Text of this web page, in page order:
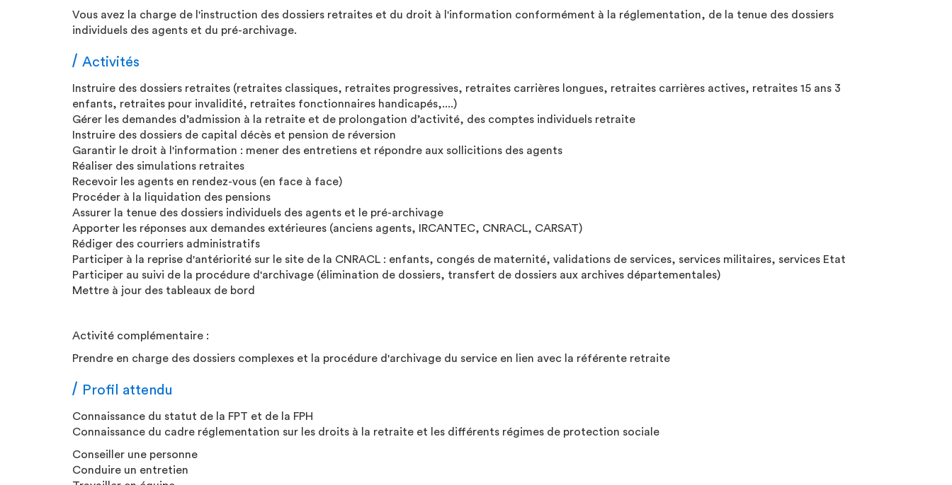
Vous avez la charge de l'instruction des dossiers retraites et du droit à l'information conformément à la réglementation, de la tenue des dossiers
individuels des agents et du pré-archivage.
Activités
Instruire des dossiers retraites (retraites classiques, retraites progressives, retraites carrières longues, retraites carrières actives, retraites 15 ans 3
enfants, retraites pour invalidité, retraites fonctionnaires handicapés,....)
Gérer les demandes d’admission à la retraite et de prolongation d’activité, des comptes individuels retraite
Instruire des dossiers de capital décès et pension de réversion
Garantir le droit à l'information : mener des entretiens et répondre aux sollicitions des agents
Réaliser des simulations retraites
Recevoir les agents en rendez-vous (en face à face)
Procéder à la liquidation des pensions
Assurer la tenue des dossiers individuels des agents et le pré-archivage
Apporter les réponses aux demandes extérieures (anciens agents, IRCANTEC, CNRACL, CARSAT)
Rédiger des courriers administratifs
Participer à la reprise d'antériorité sur le site de la CNRACL : enfants, congés de maternité, validations de services, services militaires, services Etat
Participer au suivi de la procédure d'archivage (élimination de dossiers, transfert de dossiers aux archives départementales)
Mettre à jour des tableaux de bord
Activité complémentaire :
Prendre en charge des dossiers complexes et la procédure d'archivage du service en lien avec la référente retraite
Profil attendu
Connaissance du statut de la FPT et de la FPH
Connaissance du cadre réglementation sur les droits à la retraite et les différents régimes de protection sociale
Conseiller une personne
Conduire un entretien